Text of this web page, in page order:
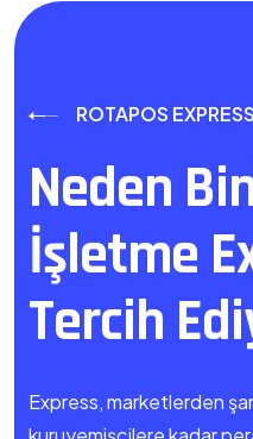
ROTAPOS EXPRESS
Neden
İşletme
Tercih
Express, marketlerden